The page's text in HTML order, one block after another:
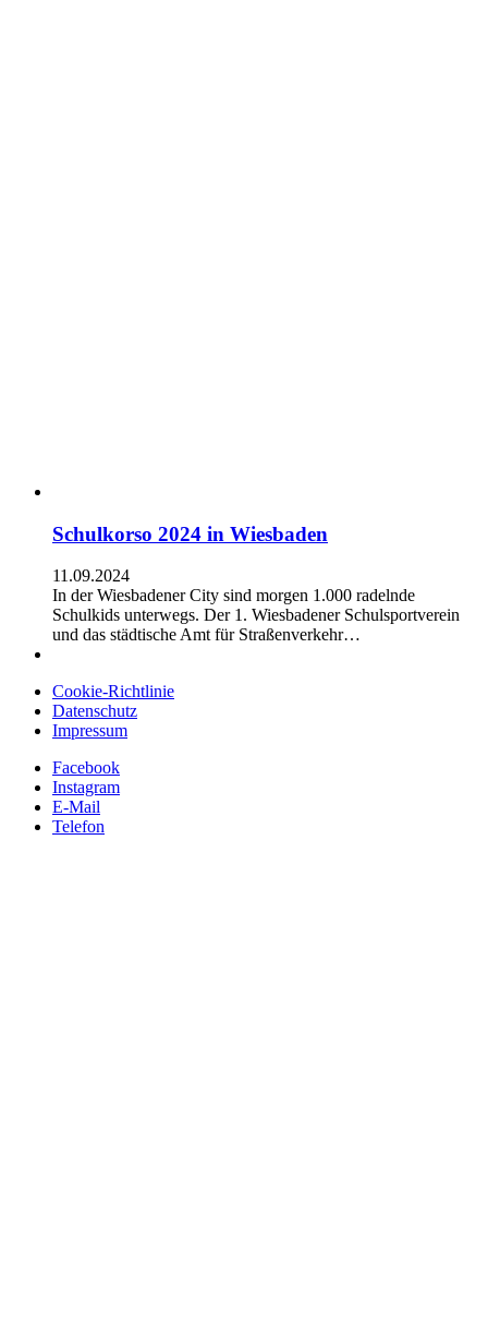
Schulkorso 2024 in Wiesbaden
11.09.2024
In der Wiesbadener City sind morgen 1.000 radelnde
Schulkids unterwegs. Der 1. Wiesbadener Schulsportverein
und das städtische Amt für Straßenverkehr…
Cookie-Richtlinie
Datenschutz
Impressum
Facebook
Instagram
E-Mail
Telefon